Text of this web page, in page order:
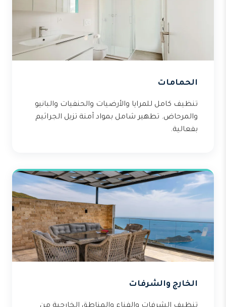
الحمامات
تنظيف كامل للمرايا والأرضيات والحنفيات والبانيو
والمرحاض. تطهير شامل بمواد آمنة تزيل الجراثيم
بفعالية.
الخارج والشرفات